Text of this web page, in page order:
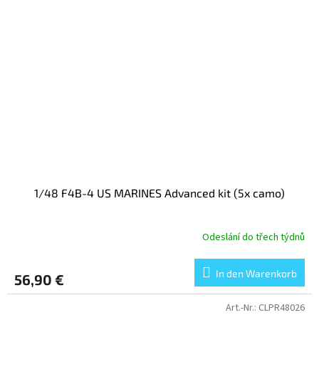
1/48 F4B-4 US MARINES Advanced kit (5x camo)
Odeslání do třech týdnů
56,90 € In den Warenkorb
Art.-Nr.: CLPR48026